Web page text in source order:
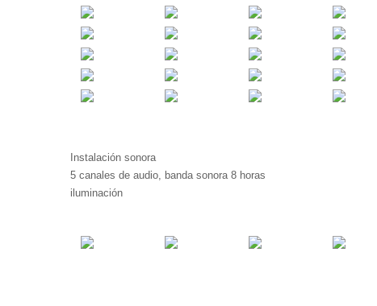
Instalación sonora
5 canales de audio, banda sonora 8 horas
iluminación